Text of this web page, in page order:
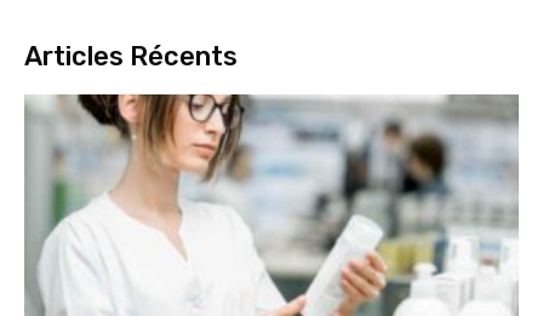
Articles Récents